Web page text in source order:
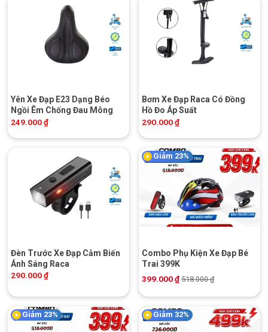
Yên Xe Đạp E23 Dạng Béo
Ngồi Êm Chống Đau Mông
249.000₫
Bơm Xe Đạp Raca Có Đồng
Hồ Đo Áp Suất
290.000₫
Đèn Trước Xe Đạp Cảm Biến
Ánh Sáng Raca
290.000₫
Giảm 23%
Combo Phụ Kiện Xe Đạp Bé
Trai 399K
399.000₫ 518.000₫
Giảm 23% Giảm 32%